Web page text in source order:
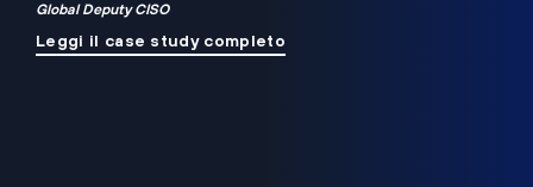
Global Deputy CISO
Leggi il case study completo